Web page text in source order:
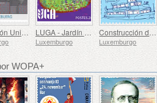
Exposición Universal de Osaka LUGA - Jardín Urbano de Luxemburgo
Luxemburgo
Construcción de Europa
Luxemburgo
WOPA+